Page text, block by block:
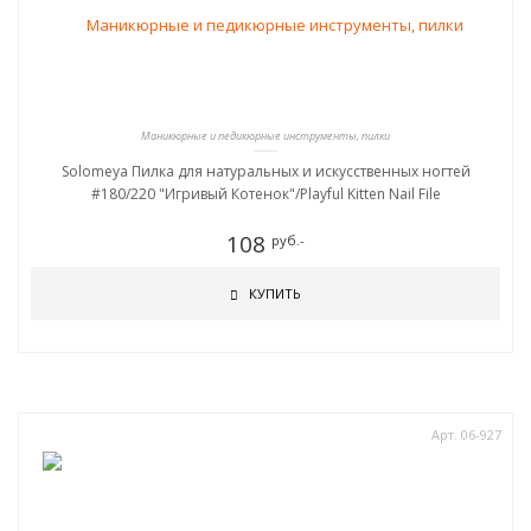
Маникюрные и педикюрные инструменты, пилки
Solomeya Пилка для натуральных и искусственных ногтей
#180/220 "Игривый Котенок"/Playful Kitten Nail File
108 руб.-
КУПИТЬ
Арт. 06-927